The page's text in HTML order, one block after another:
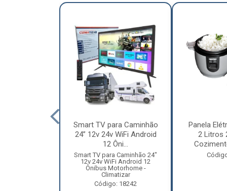
Smart TV para Caminhão
24” 12v 24v WiFi Android
12 Ôni...
Smart TV para Caminhão 24"
12v 24v WiFi Android 12
Ônibus Motorhome -
Climatizar
Código: 18242
Panela
2 Litros